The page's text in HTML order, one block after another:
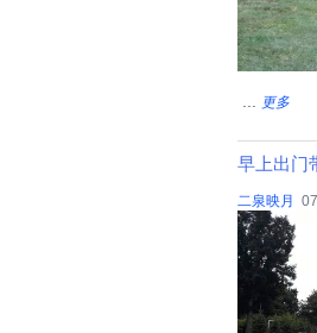
更多
早上出门
二泉映月